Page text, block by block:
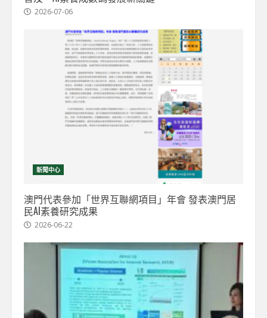
2026-07-06
新聞中心
澳門代表參加「世界互聯網項目」年會 發表澳門居
民AI素養研究成果
2026-06-22